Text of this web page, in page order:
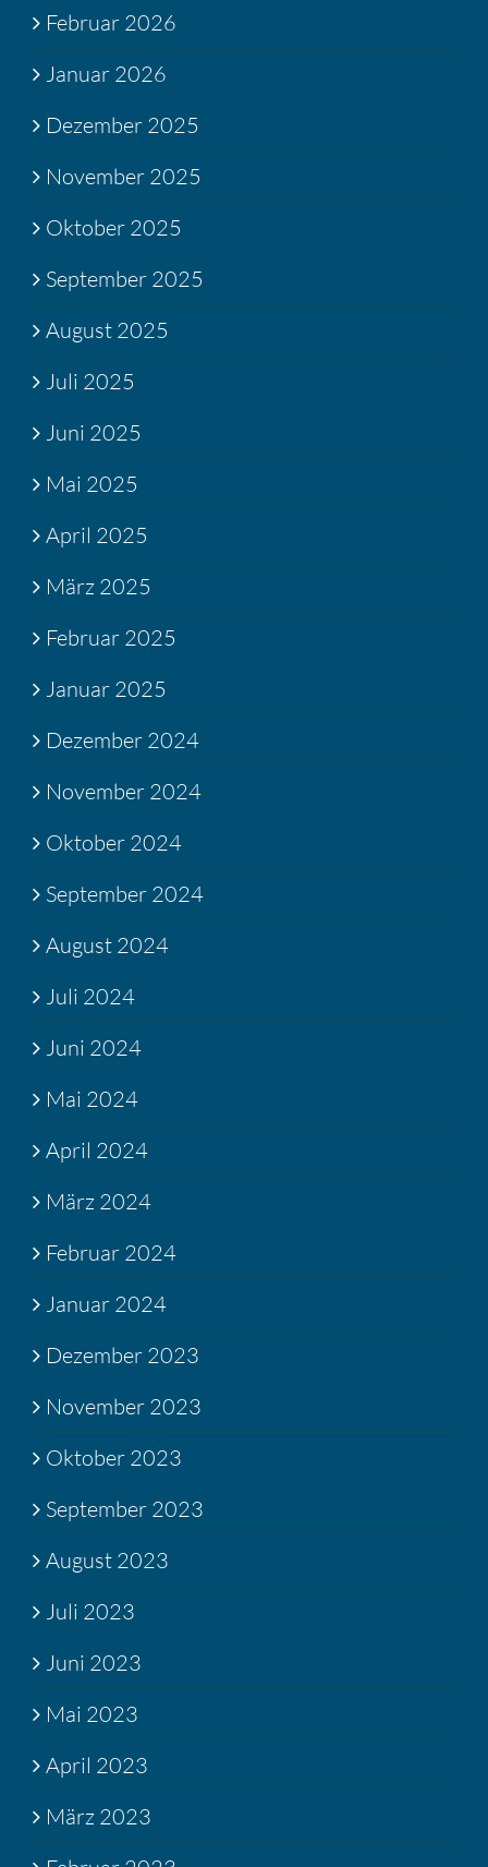
Februar 2026
Januar 2026
Dezember 2025
November 2025
Oktober 2025
September 2025
August 2025
Juli 2025
Juni 2025
Mai 2025
April 2025
März 2025
Februar 2025
Januar 2025
Dezember 2024
November 2024
Oktober 2024
September 2024
August 2024
Juli 2024
Juni 2024
Mai 2024
April 2024
März 2024
Februar 2024
Januar 2024
Dezember 2023
November 2023
Oktober 2023
September 2023
August 2023
Juli 2023
Juni 2023
Mai 2023
April 2023
März 2023